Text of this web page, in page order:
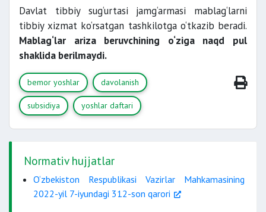
Davlat tibbiy sug‘urtasi jamg‘armasi mablag‘larni
tibbiy xizmat ko‘rsatgan tashkilotga o‘tkazib beradi.
Mablag‘lar ariza beruvchining o‘ziga naqd pul
shaklida berilmaydi.
bemor yoshlar davolanish
subsidiya yoshlar daftari
Normativ hujjatlar
O‘zbekiston Respublikasi Vazirlar Mahkamasining
2022-yil 7-iyundagi 312-son qarori